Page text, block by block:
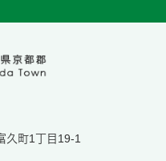
町1丁目19-1